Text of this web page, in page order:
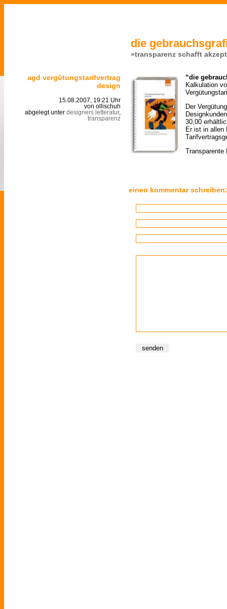
die
»transparenz schafft
agd vergütungstarifvertrag
design
15.08.2007, 19:21 Uhr
von ollischuh
abgelegt unter designers letteratur,
transparenz
“die
Kalkulation
Der
30,00
Er ist in allen
einen kommentar schreiben: